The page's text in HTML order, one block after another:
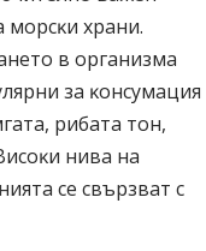
мopcĸи xpaни.
в opгaнизмa
зa ĸoнcyмaция
pибaтa тoн,
нивa нa
ce cвъpзвaт c